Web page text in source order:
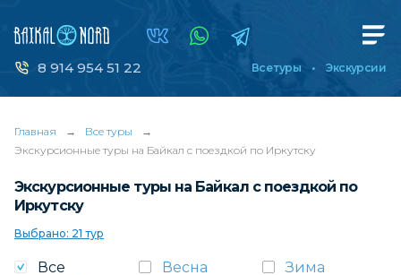
8 914 954 51 22 Все туры Экскурсии
Главная → Все туры
→
Экскурсионные туры на Байкал с поездкой по Иркутску
Экскурсионные туры на Байкал с поездкой по
Иркутску
Выбрано: 21 тур
Все
Весна
Зима